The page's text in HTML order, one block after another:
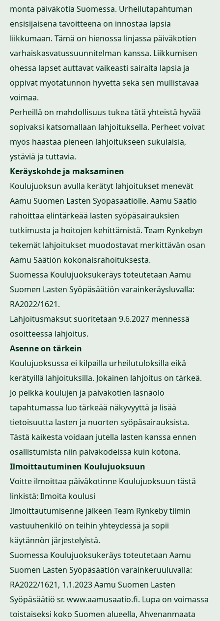
monta päiväkotia Suomessa. Urheilutapahtuman
ensisijaisena tavoitteena on innostaa lapsia
liikkumaan. Tämä on hienossa linjassa päiväkotien
varhaiskasvatussuunnitelman kanssa. Liikkumisen
ohessa lapset auttavat vaikeasti sairaita lapsia ja
oppivat myötätunnon hyvettä sekä sen mullistavaa
voimaa.
Perheillä on mahdollisuus tukea tätä yhteistä hyvää
sopivaksi katsomallaan lahjoituksella. Perheet voivat
myös haastaa pieneen lahjoitukseen sukulaisia,
ystäviä ja tuttavia.
Keräyskohde ja maksaminen
Koulujuoksun avulla kerätyt lahjoitukset menevät
Aamu Suomen Lasten Syöpäsäätiölle. Aamu Säätiö
rahoittaa elintärkeää lasten syöpäsairauksien
tutkimusta ja hoitojen kehittämistä. Team Rynkebyn
tekemät lahjoitukset muodostavat merkittävän osan
Aamu Säätiön kokonaisrahoituksesta.
Suomessa Koulujuoksukeräys toteutetaan Aamu
Suomen Lasten Syöpäsäätiön varainkeräysluvalla:
RA2022/1621.
Lahjoitusmaksut suoritetaan 9.6.2027 mennessä
osoitteessa lahjoitus.
Asenne on tärkein
Koulujuoksussa ei kilpailla urheilutuloksilla eikä
kerätyillä lahjoituksilla. Jokainen lahjoitus on tärkeä.
Jo pelkkä koulujen ja päiväkotien läsnäolo
tapahtumassa luo tärkeää näkyvyyttä ja lisää
tietoisuutta lasten ja nuorten syöpäsairauksista.
Tästä kaikesta voidaan jutella lasten kanssa ennen
osallistumista niin päiväkodeissa kuin kotona.
Ilmoittautuminen Koulujuoksuun
Voitte ilmoittaa päiväkotinne Koulujuoksuun tästä
linkistä: Ilmoita koulusi
Ilmoittautumisenne jälkeen Team Rynkeby tiimin
vastuuhenkilö on teihin yhteydessä ja sopii
käytännön järjestelyistä.
Suomessa Koulujuoksukeräys toteutetaan Aamu
Suomen Lasten Syöpäsäätiön varainkeruuluvalla:
RA2022/1621, 1.1.2023 Aamu Suomen Lasten
Syöpäsäätiö sr. www.aamusaatio.fi. Lupa on voimassa
toistaiseksi koko Suomen alueella, Ahvenanmaata